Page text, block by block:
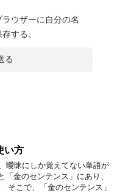
ウザーに自分の名
する。
い方
曖昧にしか覚えてない単語が
「金のセンテンス」にあり、
そこで、「金のセンテンス」